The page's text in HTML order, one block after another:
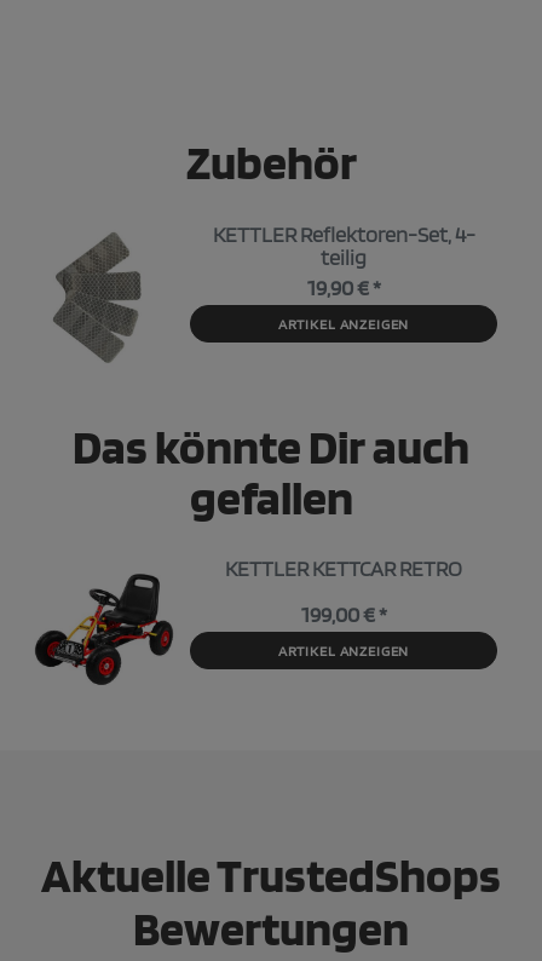
Zubehör
KETTLER Reflektoren-Set, 4-
teilig
19,90 € *
ARTIKEL ANZEIGEN
Das könnte Dir auch
gefallen
KETTLER KETTCAR RETRO
199,00 € *
ARTIKEL ANZEIGEN
Aktuelle TrustedShops
Bewertungen